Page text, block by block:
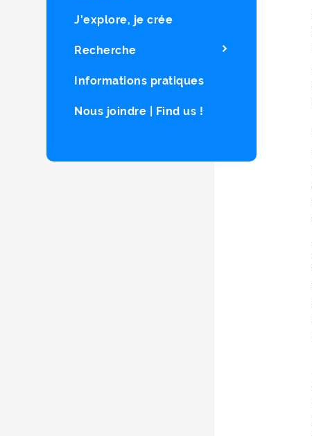
J'explore, je crée
Recherche
Informations pratiques
Nous joindre | Find us !